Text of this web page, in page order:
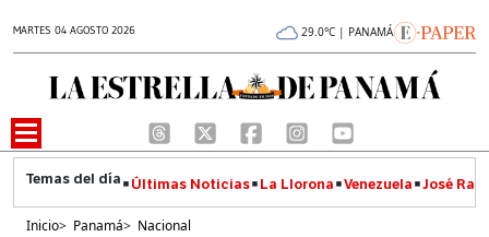
MARTES 04 AGOSTO 2026 29.0°C | PANAMÁ
Últimas Noticias La Llorona Venezuela José
Inicio> Panamá> Nacional